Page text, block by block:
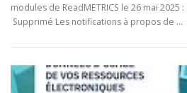
modules de ReadMETRICS le 26 mai 2025
Supprimé Les notifications à propos de …